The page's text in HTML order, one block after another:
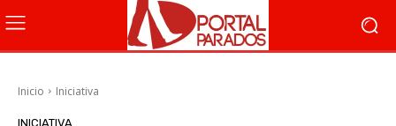
Inicio Iniciativa
INICIATIVA